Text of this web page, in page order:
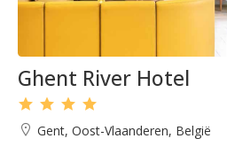
Ghent River Hotel
Gent, Oost-Vlaanderen, België